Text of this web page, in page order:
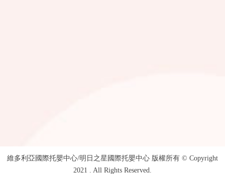
維多利亞國際托嬰中心/明日之星國際托嬰中心 版權所有 © Copyright
2021 . All Rights Reserved.